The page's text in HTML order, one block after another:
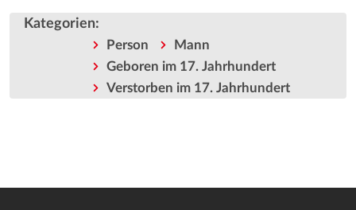
Kategorien:
Person
Mann
Geboren im 17. Jahrhundert
Verstorben im 17. Jahrhundert